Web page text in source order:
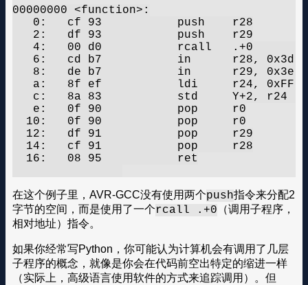
00000000 <function>:
   0:	cf 93       	push	r28
   2:	df 93       	push	r29
   4:	00 d0       	rcall	.+0      	; 0x6 - Relative call: to the next line (so, no effect on PC)
   6:	cd b7       	in	r28, 0x3d	; 61
   8:	de b7       	in	r29, 0x3e	; 62
   a:	8f ef       	ldi	r24, 0xFF	; 255
   c:	8a 83       	std	Y+2, r24	; 0x02
   e:	0f 90       	pop	r0
  10:	0f 90       	pop	r0
  12:	df 91       	pop	r29
  14:	cf 91       	pop	r28
  16:	08 95       	ret
在这个例子里，AVR-GCC没有使用两个push指令来分配2
字节的空间，而是使用了一个rcall .+0 （调用子程序，
相对地址）指令。
如果你经常写Python，你可能认为计算机会有调用了几层
子程序的概念，就像是你会在代码前空出特定的缩进一样
（实际上，高级语言使用软件的方式来追踪调用）。但